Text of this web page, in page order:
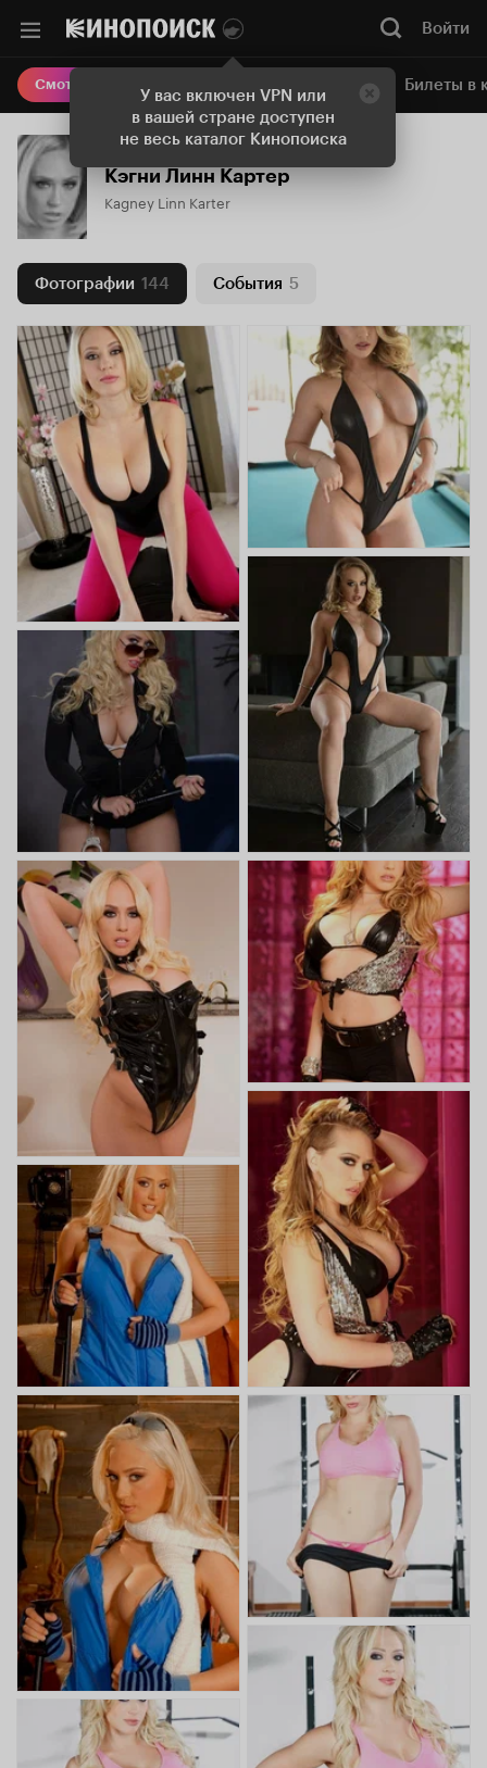
У вас включен VPN или
в вашей стране доступен
не весь каталог Кинопоиска
Войти
Смотреть кино Онлайн-кинотеатр Билеты в
Кэгни Линн Картер
Kagney Linn Karter
Фотографии 144 События 5